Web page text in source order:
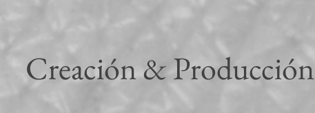
Creación & Producción